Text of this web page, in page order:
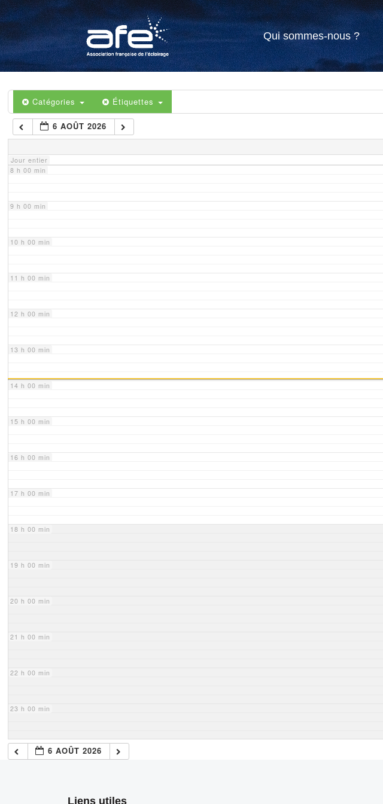
Qui sommes-nous ?
Catégories Étiquettes
6 AOÛT 2026
Jour entier
4 h 00 min
5 h 00 min
6 h 00 min
7 h 00 min
8 h 00 min
9 h 00 min
10 h 00 min
11 h 00 min
12 h 00 min
13 h 00 min
14 h 00 min
15 h 00 min
16 h 00 min
17 h 00 min
18 h 00 min
19 h 00 min
20 h 00 min
21 h 00 min
22 h 00 min
23 h 00 min
6 AOÛT 2026
Liens utiles